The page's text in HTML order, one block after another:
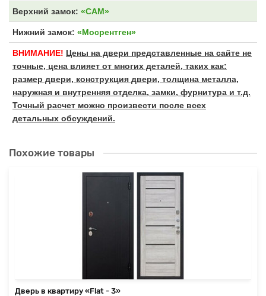
Верхний замок: «САМ»
Нижний замок: «Мосрентген»
ВНИМАНИЕ! Цены на двери представленные на сайте не
точные, цена влияет от многих деталей, таких как:
размер двери, конструкция двери, толщина металла,
наружная и внутренняя отделка, замки, фурнитура и т.д.
Точный расчет можно произвести после всех
детальных обсуждений.
Похожие товары
Дверь в квартиру «Flat - 3»